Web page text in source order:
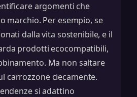
argomenti che
marchio. Per esempio, se
dalla vita sostenibile, e il
prodotti ecocompatibili,
Ma non saltare
carrozzone ciecamente.
si adattino